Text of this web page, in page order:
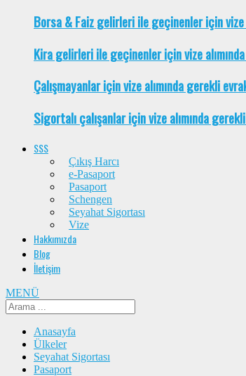
Borsa & Faiz gelirleri ile geçinenler için vize
Kira gelirleri ile geçinenler için vize
Çalışmayanlar için vize alımında gerekli
Sigortalı çalışanlar için vize alımında
SSS
Çıkış Harcı
e-Pasaport
Pasaport
Schengen
Seyahat Sigortası
Vize
Hakkımızda
Blog
İletişim
MENÜ
Anasayfa
Ülkeler
Seyahat Sigortası
Pasaport